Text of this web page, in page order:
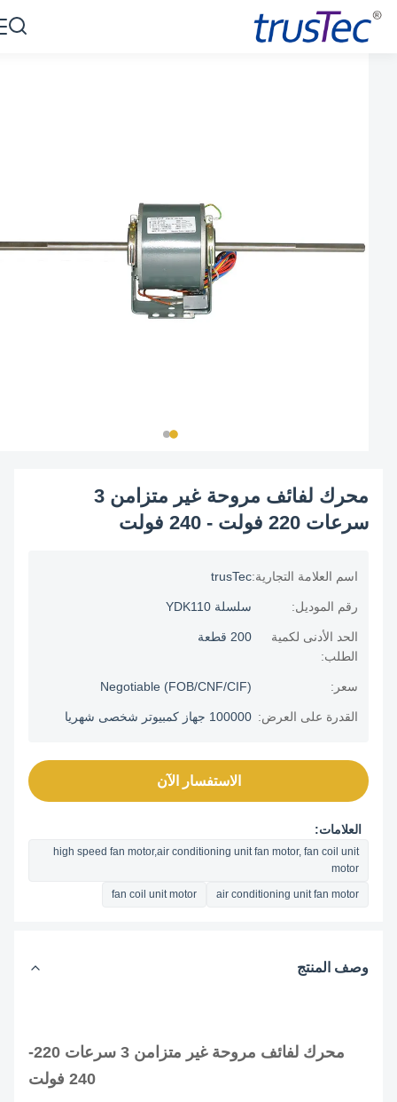
محرك لفائف مروحة غير متزامن 3
سرعات 220 فولت - 240 فولت
اسم العلامة التجارية:trusTec
رقم الموديل: سلسلة YDK110
الحد الأدنى لكمية
الطلب:
200 قطعة
Negotiable (FOB/CNF/CIF)
القدرة على العرض: 100000 جهاز كمبيوتر شخصى شهريا
الاستفسار الآن
العلامات:
high speed fan motor,air conditioning unit fan motor, fan coil unit
air conditioning unit fan motor
fan coil unit motor
وصف المنتج
محرك لفائف مروحة غير متزامن 3 سرعات 220-